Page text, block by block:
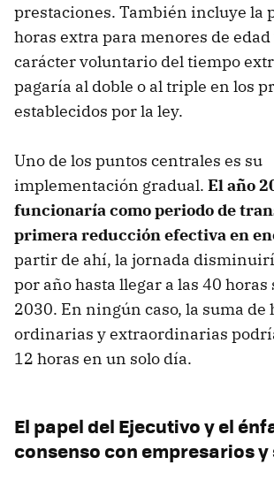
prestaciones. También incluye la
horas extra para menores de
carácter voluntario del tiempo
pagaría al doble o al triple en los
establecidos por la ley.
Uno de los puntos centrales es su
implementación gradual. El año
funcionaría como periodo de
primera reducción efectiva en
partir de ahí, la jornada
por año hasta llegar a las 40 horas
2030. En ningún caso, la suma de
ordinarias y extraordinarias
12 horas en un solo día.
El papel del Ejecutivo y el
consenso con empresarios